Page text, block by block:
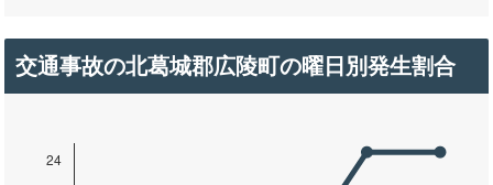
交通事故の北葛城郡広陵町の曜日別発生割合